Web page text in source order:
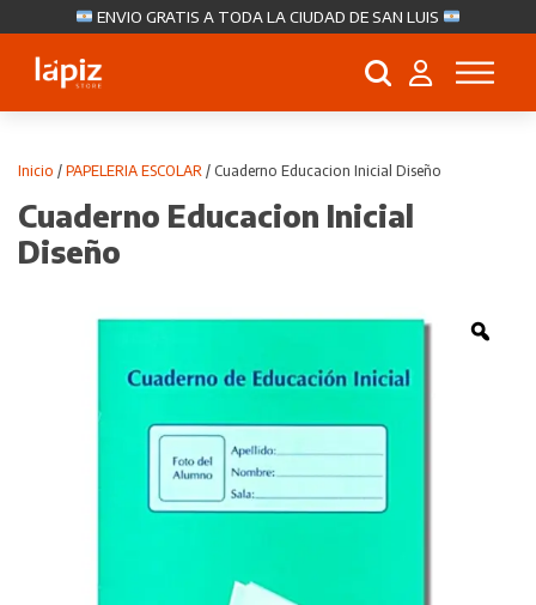
ENVIO GRATIS A TODA LA CIUDAD DE SAN LUIS
Búsqueda
Inicio / PAPELERIA ESCOLAR / Cuaderno Educacion Inicial Diseño
Cuaderno Educacion Inicial
Diseño